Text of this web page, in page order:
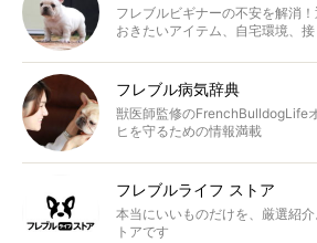
フレブルビギナーの不安を解消
おきたいアイテム、自宅環境、
フレブル病気辞典
獣医師監修のFrenchBulldogLife
ヒを守るための情報満載
フレブルライフ ストア
本当にいいものだけを、厳選紹
トアです